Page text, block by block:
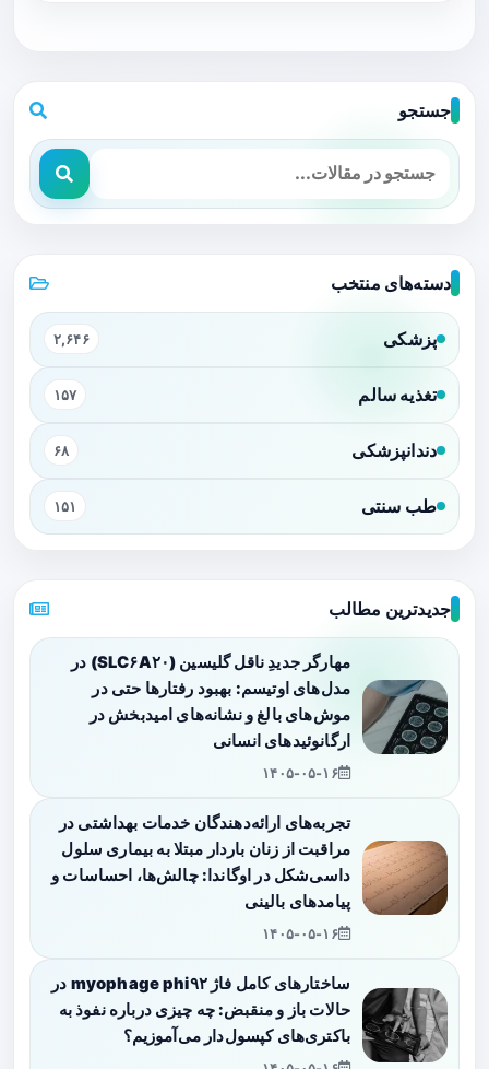
جستجو
دسته‌های منتخب
پزشکی ۲,۶۴۶
تغذیه سالم ۱۵۷
دندانپزشکی ۶۸
طب سنتی ۱۵۱
جدیدترین مطالب
مهارگر جدیدِ ناقل گلیسین (SLC۶A۲۰) در
مدل‌های اوتیسم: بهبود رفتارها حتی در
موش‌های بالغ و نشانه‌های امیدبخش در
ارگانوئیدهای انسانی
۱۴۰۵-۰۵-۱۶
تجربه‌های ارائه‌دهندگان خدمات بهداشتی در
مراقبت از زنان باردار مبتلا به بیماری سلول
داسی‌شکل در اوگاندا: چالش‌ها، احساسات و
پیامدهای بالینی
۱۴۰۵-۰۵-۱۶
ساختارهای کامل فاژ myophage phi۹۲ در
حالات باز و منقبض: چه چیزی درباره نفوذ به
باکتری‌های کپسول‌دار می‌آموزیم؟